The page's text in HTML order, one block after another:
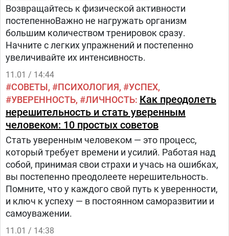
Возвращайтесь к физической активности
постепенноВажно не нагружать организм
большим количеством тренировок сразу.
Начните с легких упражнений и постепенно
увеличивайте их интенсивность.
11.01 / 14:44
СОВЕТЫ ПСИХОЛОГИЯ
УСПЕХ
УВЕРЕННОСТЬ
ЛИЧНОСТЬ Как преодолеть
нерешительность и стать уверенным
человеком: 10 простых советов
Стать уверенным человеком — это процесс,
который требует времени и усилий. Работая над
собой, принимая свои страхи и учась на ошибках,
вы постепенно преодолеете нерешительность.
Помните, что у каждого свой путь к уверенности,
и ключ к успеху — в постоянном саморазвитии и
самоуважении.
11.01 / 14:38